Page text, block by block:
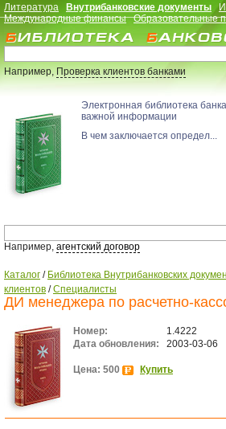
Литература Внутрибанковские документы
Международные финансы
Образовательные
Например,Проверка клиентов банками
Электронная библиотека
важной информации
В чем заключается определ...
Например, агентский договор
Каталог / Библиотека Внутрибанковских
клиентов /Специалисты
ДИ менеджера по расчетно-
Номер:
1.4222
Дата обновления:
2003-03-06
Цена: 500 Купить